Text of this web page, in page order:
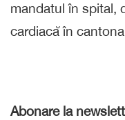
mandatul în spital,
cardiacă în
Abonare la